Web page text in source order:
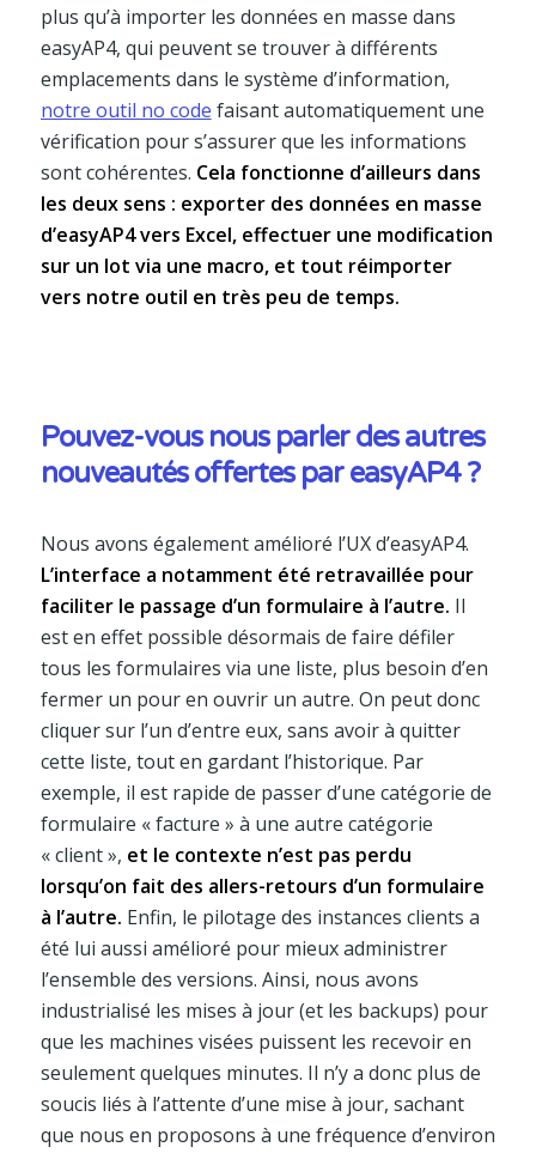
plus qu’à importer les données en masse dans
easyAP4, qui peuvent se trouver à différents
emplacements dans le système d’information,
notre outil no code faisant automatiquement une
vérification pour s’assurer que les informations
sont cohérentes. Cela fonctionne d’ailleurs dans
les deux sens : exporter des données en masse
d’easyAP4 vers Excel, effectuer une modification
sur un lot via une macro, et tout réimporter
vers notre outil en très peu de temps.
Pouvez-vous nous parler des autres
nouveautés offertes par easyAP4 ?
Nous avons également amélioré l’UX d’easyAP4.
L’interface a notamment été retravaillée pour
faciliter le passage d’un formulaire à l’autre. Il
est en effet possible désormais de faire défiler
tous les formulaires via une liste, plus besoin d’en
fermer un pour en ouvrir un autre. On peut donc
cliquer sur l’un d’entre eux, sans avoir à quitter
cette liste, tout en gardant l’historique. Par
exemple, il est rapide de passer d’une catégorie de
formulaire « facture » à une autre catégorie
« client », et le contexte n’est pas perdu
lorsqu’on fait des allers-retours d’un formulaire
à l’autre. Enfin, le pilotage des instances clients a
été lui aussi amélioré pour mieux administrer
l’ensemble des versions. Ainsi, nous avons
industrialisé les mises à jour (et les backups) pour
que les machines visées puissent les recevoir en
seulement quelques minutes. Il n’y a donc plus de
soucis liés à l’attente d’une mise à jour, sachant
que nous en proposons à une fréquence d’environ